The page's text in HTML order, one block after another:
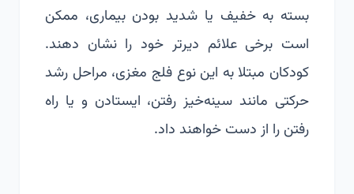
بسته بهخفیف یا شدید بودن بیماری، ممکن
است برخی علائم دیرتر خود را نشان دهند.
کودکان مبتلا به این نوع فلج مغزی، مراحل رشد
حرکتی مانند سینه‌خیز رفتن، ایستادن و یا راه
رفتن را از دست خواهند داد.